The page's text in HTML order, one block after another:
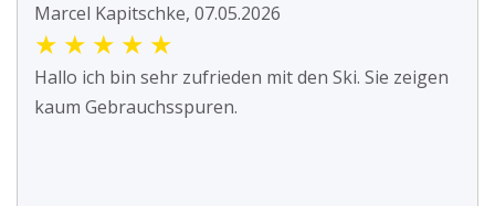
Marcel Kapitschke, 07.05.2026
★ ★ ★ ★ ★
Hallo ich bin sehr zufrieden mit den Ski. Sie zeigen
kaum Gebrauchsspuren.